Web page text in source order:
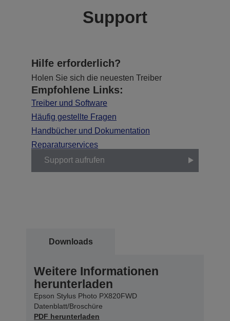
Support
Hilfe erforderlich?
Holen Sie sich die neuesten Treiber
Empfohlene Links:
Treiber und Software
Häufig gestellte Fragen
Handbücher und Dokumentation
Reparaturservices
Support aufrufen
Downloads
Weitere Informationen
herunterladen
Epson Stylus Photo PX820FWD
Datenblatt/Broschüre
PDF herunterladen